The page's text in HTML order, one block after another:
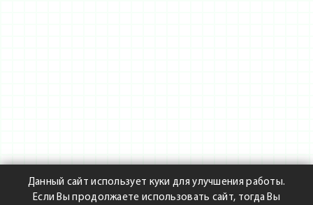
Данный сайт использует куки для улучшения работы.
Если Вы продолжаете использовать сайт, тогда Вы